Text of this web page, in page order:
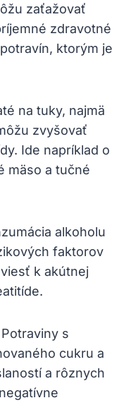
zaťažovať
zdravotné⁤
ktorým je
na tuky, ⁣najmä
⁣zvyšovať
Ide napríklad o
mäso a tučné
alkoholu⁤
faktorov
k akútnej
Potraviny⁤ s
cukru a
a rôznych